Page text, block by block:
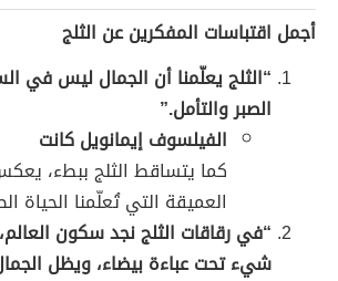
أجمل اقتباسات المفكرين عن الثلج
“الثلج يعلّمنا أن الجمال ليس في
الصبر والتأمل.”
الفيلسوف إيمانويل كانت
كما يتساقط الثلج ببطء،
العميقة التي تُعلّمنا الحياة
“في رقاقات الثلج نجد سكون
شيء تحت عباءة بيضاء، ويظل